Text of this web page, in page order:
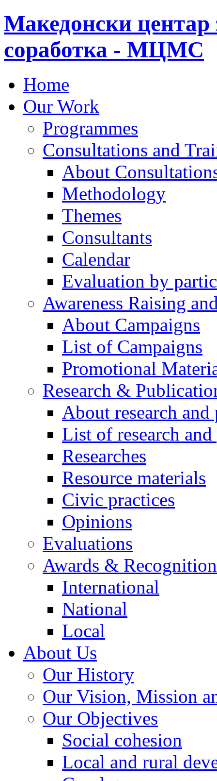
Македонски центар
соработка - МЦМС
Home
Our Work
Programmes
Consultations and
About
Methodology
Themes
Consultants
Calendar
Evaluation by
Awareness Raising
About Campaigns
List of Campaigns
Promotional
Research &
About research
List of research
Researches
Resource materials
Civic practices
Opinions
Evaluations
Awards &
International
National
Local
About Us
Our History
Our Vision, Mission
Our Objectives
Social cohesion
Local and rural